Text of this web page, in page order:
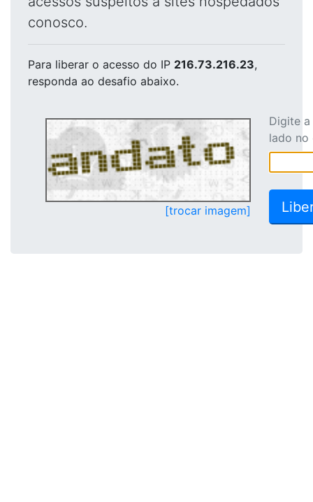
conosco.
Para liberar o acesso do IP 216.73.216.23,
responda ao desafio abaixo.
[trocar imagem]
Digite
lado no